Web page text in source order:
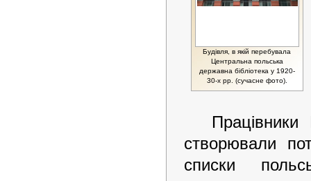
Будівля, в якій перебувала
Центральна польська
державна бібліотека у 1920-
30-х рр. (сучасне фото).
створювали
списки